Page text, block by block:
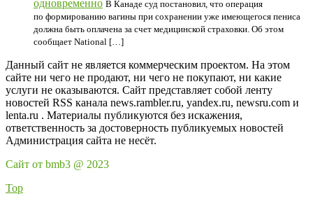
одновременно В Канаде суд постановил, что операция
по формированию вагины при сохранении уже имеющегося пениса
должна быть оплачена за счет медицинской страховки. Об этом
сообщает National […]
Данный сайт не является коммерческим проектом. На этом
сайте ни чего не продают, ни чего не покупают, ни какие
услуги не оказываются. Сайт представляет собой ленту
новостей RSS канала news.rambler.ru, yandex.ru, newsru.com и
lenta.ru . Материалы публикуются без искажения,
ответственность за достоверность публикуемых новостей
Администрация сайта не несёт.
Сайт от bmb3 @ 2023
Top